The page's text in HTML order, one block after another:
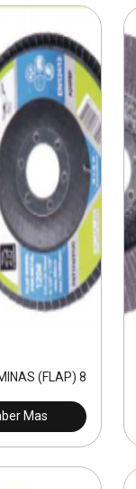
(FLAP) 80#
Mas